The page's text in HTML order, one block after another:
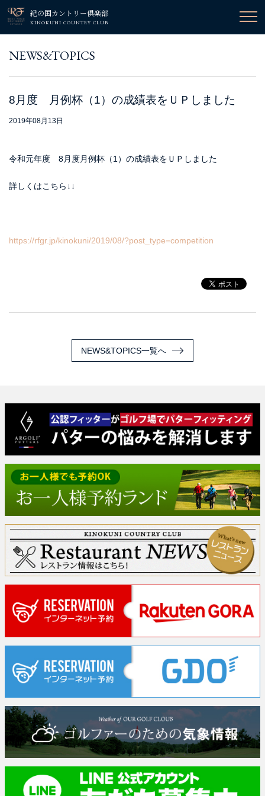
紀の国カントリー倶楽部
KINOKUNI COUNTRY CLUB
NEWS&TOPICS
8月度 月例杯（1）の成績表をＵＰしました
2019年08月13日
令和元年度 8月度月例杯（1）の成績表をＵＰしました
詳しくはこちら↓↓
https://rfgr.jp/kinokuni/2019/08/?post_type=competition
NEWS&TOPICS一覧へ